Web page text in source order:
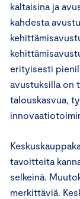
kaltaisina ja
kahdesta
erityisesti
avustuksilla on
talouskasvua,
tavoitteita
selkeinä.
merkittäviä.